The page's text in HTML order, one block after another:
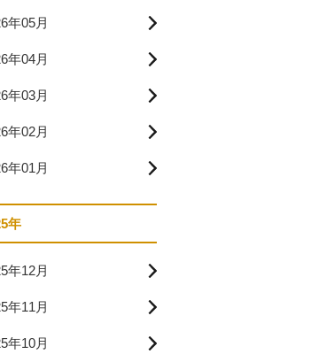
年05月
年04月
年03月
年02月
年01月
年
年12月
年11月
年10月